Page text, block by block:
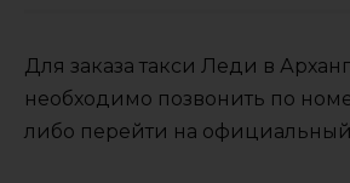
Для заказа такси Леди в
необходимо позвонить по
либо перейти на